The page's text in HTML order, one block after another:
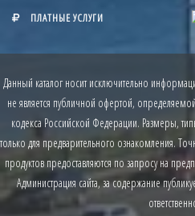
ПЛАТНЫЕ УСЛУГИ
Данный каталог носит исключительно
не является публичной офертой,
кодекса Российской Федерации. Размеры,
только для предварительного ознакомления.
продуктов предоставляются по запросу на
Администрация сайта, за содержание